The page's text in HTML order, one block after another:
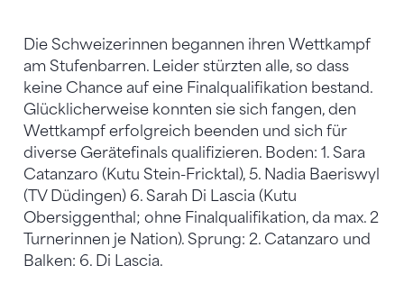
Die Schweizerinnen begannen ihren Wettkampf
am Stufenbarren. Leider stürzten alle, so dass
keine Chance auf eine Finalqualifikation bestand.
Glücklicherweise konnten sie sich fangen, den
Wettkampf erfolgreich beenden und sich für
diverse Gerätefinals qualifizieren. Boden: 1. Sara
Catanzaro (Kutu Stein-Fricktal), 5. Nadia Baeriswyl
(TV Düdingen) 6. Sarah Di Lascia (Kutu
Obersiggenthal; ohne Finalqualifikation, da max. 2
Turnerinnen je Nation). Sprung: 2. Catanzaro und
Balken: 6. Di Lascia.